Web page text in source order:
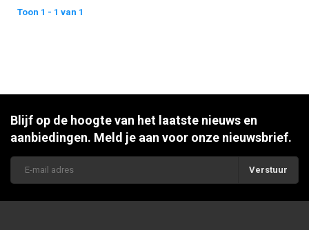
Toon 1 - 1 van 1
Blijf op de hoogte van het laatste nieuws en
aanbiedingen. Meld je aan voor onze nieuwsbrief.
Verstuur